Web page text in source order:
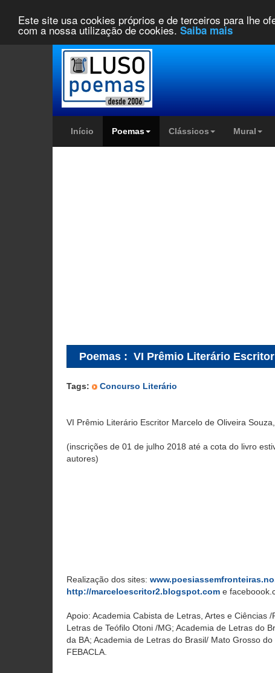
Este site usa cookies próprios e de terceiros para lhe
com a nossa utilização de cookies. Saiba mais
Início Poemas Clássicos Mural
Poemas : VI Prêmio Literário
Tags: Concurso Literário
VI Prêmio Literário Escritor Marcelo de Oliveira
(inscrições de 01 de julho 2018 até a cota do livro
autores)
Realização dos sites:
http://marceloescritor2.blogspot.com e
Apoio: Academia Cabista de Letras, Artes e Ciências /
Letras de Teófilo Otoni /MG; Academia de Letras do
da BA; Academia de Letras do Brasil/ Mato Grosso
FEBACLA.